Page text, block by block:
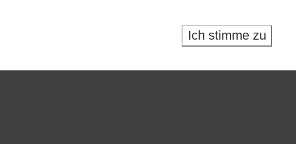
Ich stimme zu